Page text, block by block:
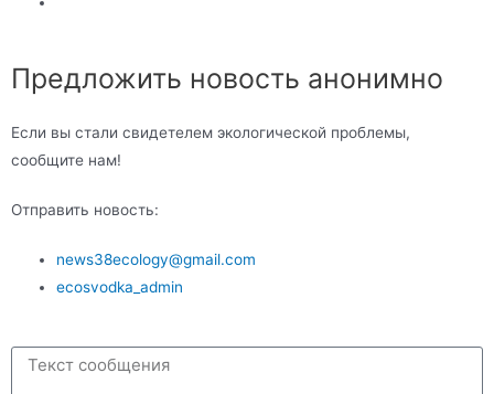
Предложить новость анонимно
Если вы стали свидетелем экологической проблемы,
сообщите нам!
Отправить новость:
news38ecology@gmail.com
ecosvodka_admin